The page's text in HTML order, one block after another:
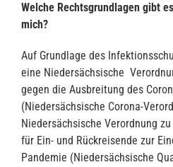
Welche Rechtsgrundlagen gibt
mich?
Auf Grundlage des
eine Niedersächsische
gegen die Ausbreitung des
(Niedersächsische Corona-
Niedersächsische Verordnung
für Ein- und Rückreisende zur
Pandemie (Niedersächsische